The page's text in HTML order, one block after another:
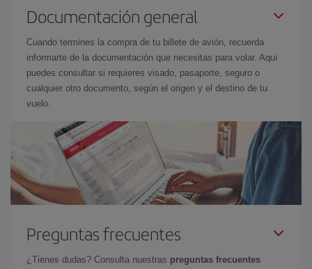
Documentación general
Cuando termines la compra de tu billete de avión, recuerda
informarte de la documentación que necesitas para volar. Aquí
puedes consultar si requieres visado, pasaporte, seguro o
cualquier otro documento, según el origen y el destino de tu
vuelo.
Preguntas frecuentes
¿Tienes dudas? Consulta nuestras preguntas frecuentes